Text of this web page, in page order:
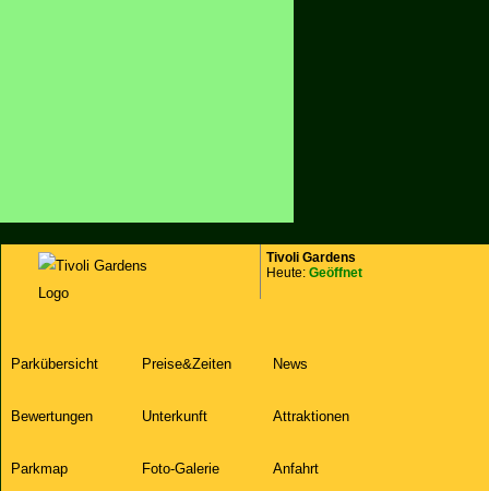
Hotel Hikari
Tivoli Gardens
Heute: Geöffnet
Parkübersicht Preise&Zeiten News
Bewertungen Unterkunft Attraktionen
Parkmap Foto-Galerie Anfahrt